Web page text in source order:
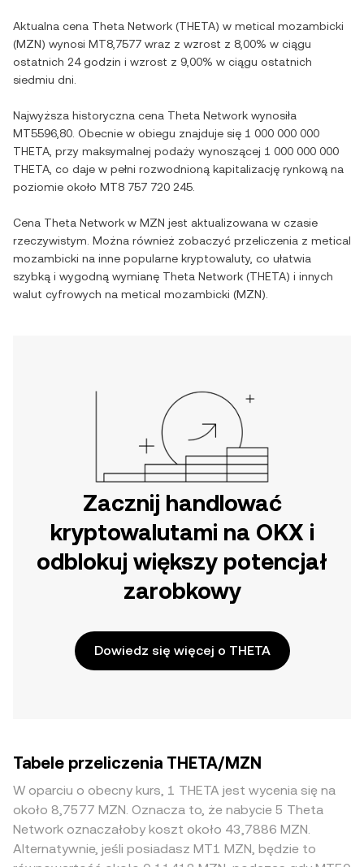
Aktualna cena Theta Network (THETA) w metical mozambicki
(MZN) wynosi MT8,7577 wraz z wzrost z 8,00% w ciągu
ostatnich 24 godzin i wzrost z 9,00% w ciągu ostatnich
siedmiu dni.
Najwyższa historyczna cena Theta Network wynosiła
MT5596,80 . Obecnie w obiegu znajduje się 1 000 000 000
THETA , przy maksymalnej podaży wynoszącej 1 000 000 000
THETA , co daje w pełni rozwodnioną kapitalizację rynkową na
poziomie około MT8 757 720 245
Cena Theta Network w MZN jest aktualizowana w czasie
rzeczywistym. Można również zobaczyć przeliczenia z metical
mozambicki na inne popularne kryptowaluty, co ułatwia
szybką i wygodną wymianę Theta Network (THETA) i innych
walut cyfrowych na metical mozambicki (MZN).
Zacznij handlować
kryptowalutami na OKX i
odblokuj większy potencjał
zarobkowy
Dowiedz się więcej o THETA
Tabele przeliczenia THETA/MZN
W oparciu o obecny kurs, 1 THETA jest wycenia się na
około 8,7577 MZN. Oznacza to, że nabycie 5 Theta
Network oznaczałoby koszt około 43,7886 MZN.
Alternatywnie, jeśli posiadasz MT1 MZN, będzie to